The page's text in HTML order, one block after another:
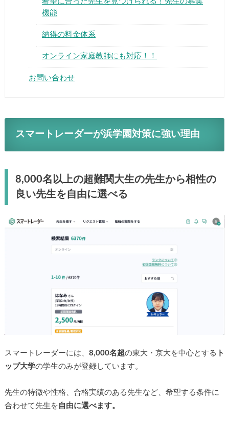
機能
納得の料金体系
オンライン家庭教師にも対応！！
お問い合わせ
スマートレーダーが浜学園対策に強い理由
8,000名以上の超難関大生の先生から相性の
良い先生を自由に選べる
スマートレーダーには、 8,000名超の東大・京大を中心とする ト
ップ大学の学生のみが登録しています。
先生の特徴や性格、合格実績のある先生など、希望する条件に
合わせて先生を 自由に選べます。